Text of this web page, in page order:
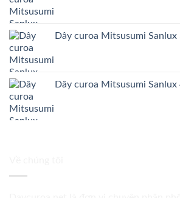
Dây curoa Mitsusumi
Dây curoa Mitsusumi